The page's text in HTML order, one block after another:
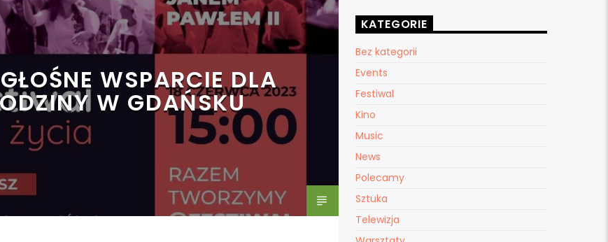
WSPARCIE DLA
W GDAŃSKU
KATEGORIE
Bez kategorii
Events
Festiwal
Kino
Music
News
Polecamy
Sztuka
Telewizja